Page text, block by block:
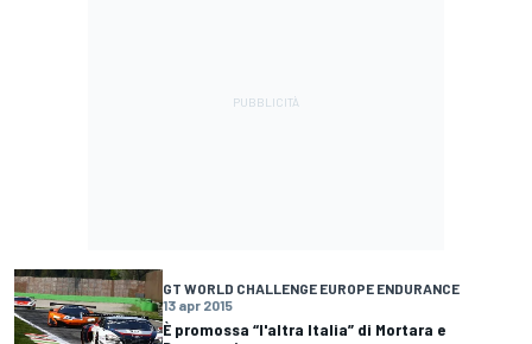
GT WORLD CHALLENGE EUROPE ENDURANCE
13 apr 2015
È promossa “l'altra Italia” di Mortara e